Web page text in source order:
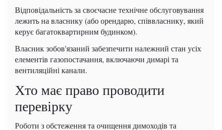
Відповідальність за своєчасне технічне обслуговування
лежить на власнику (або орендарю, співвласнику, який
керує багатоквартирним будинком).
Власник зобов'язаний забезпечити належний стан усіх
елементів газопостачання, включаючи димарі та
вентиляційні канали.
Хто має право проводити
перевірку
Роботи з обстеження та очищення димоходів та